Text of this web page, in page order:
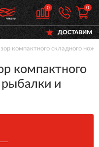
0 0
РОССИИ
компактного складного
компактного
и